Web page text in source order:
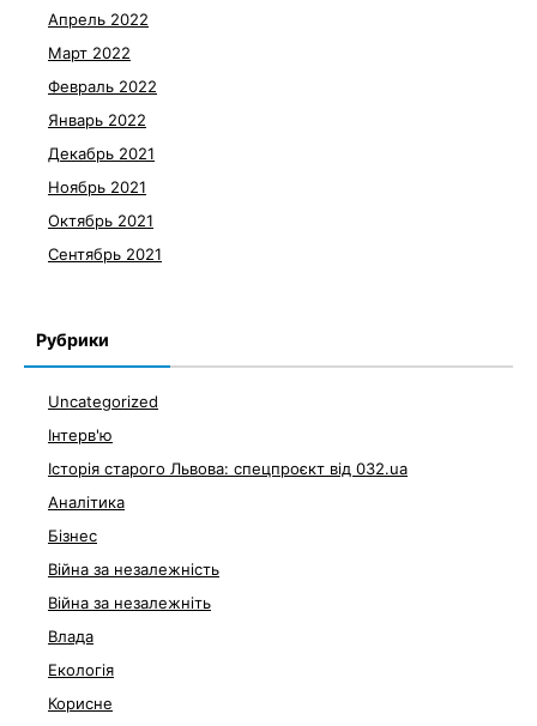
Апрель 2022
Март 2022
Февраль 2022
Январь 2022
Декабрь 2021
Ноябрь 2021
Октябрь 2021
Сентябрь 2021
Рубрики
Uncategorized
Інтерв'ю
Історія старого Львова: спецпроєкт від 032.ua
Аналітика
Бізнес
Війна за незалежність
Війна за незалежніть
Влада
Екологія
Корисне